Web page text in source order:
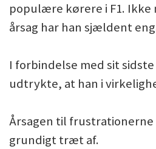
populære kørere i F1. Ikke
årsag har han sjældent
I forbindelse med sit
udtrykte, at han i
Årsagen til frustrationerne
grundigt træt af.